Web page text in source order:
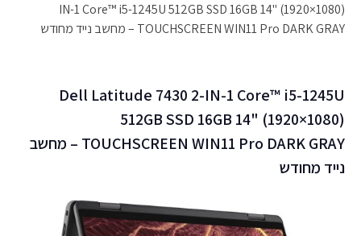
IN-1 Core™ i5-1245U 512GB SSD 16GB 14" (1920×1080)
TOUCHSCREEN WIN11 Pro DARK GRAY – מחשב נייד מחודש
Dell Latitude 7430 2-IN-1 Core™ i5-1245U
512GB SSD 16GB 14" (1920×1080)
TOUCHSCREEN WIN11 Pro DARK GRAY – מחשב
נייד מחודש